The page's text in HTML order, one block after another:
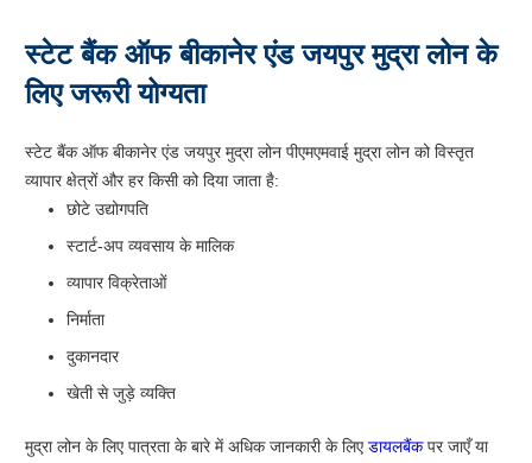
स्टेट बैंक ऑफ बीकानेर एंड जयपुर मुद्रा लोन के
लिए जरूरी योग्यता
स्टेट बैंक ऑफ बीकानेर एंड जयपुर मुद्रा लोन पीएमएमवाई मुद्रा लोन को विस्तृत
व्यापार क्षेत्रों और हर किसी को दिया जाता है:
छोटे उद्योगपति
स्टार्ट-अप व्यवसाय के मालिक
व्यापार विक्रेताओं
निर्माता
दुकानदार
खेती से जुड़े व्यक्ति
मुद्रा लोन के लिए पात्रता के बारे में अधिक जानकारी के लिएडायलबैंकपर जाएँ या